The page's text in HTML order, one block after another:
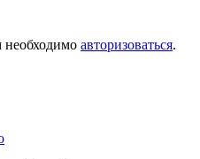
необходимо авторизоваться.